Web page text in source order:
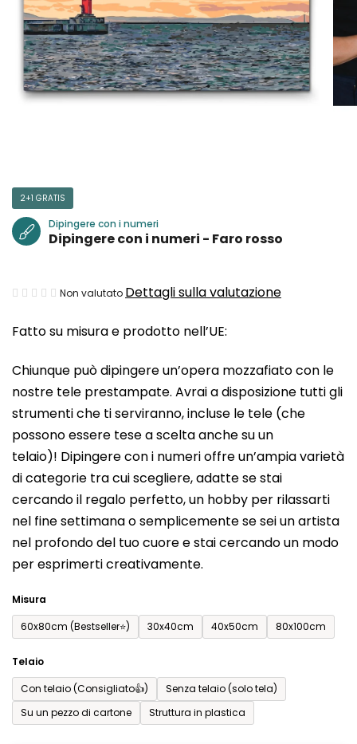
Fatto su misura e prodotto nell’UE:
Chiunque può dipingere un’opera mozzafiato con le
nostre tele prestampate. Avrai a disposizione tutti gli
strumenti che ti serviranno, incluse le tele (che
possono essere tese a scelta anche su un
telaio)! Dipingere con i numeri offre un’ampia varietà
di categorie tra cui scegliere, adatte se stai
cercando il regalo perfetto, un hobby per rilassarti
nel fine settimana o semplicemente se sei un artista
nel profondo del tuo cuore e stai cercando un modo
per esprimerti creativamente.
Misura
60x80cm (Bestseller⭐)
30x40cm 40x50cm 80x100cm
Telaio
Con telaio (Consigliato👍)
Senza telaio (solo tela)
Su un pezzo di cartone
Struttura in plastica
2+1 GRATIS
Dipingere con i numeri
Dipingere con i numeri - Faro rosso
La
media
prodotto
è
0,0
su
5
stelle.
Non valutato Dettagli sulla valutazione